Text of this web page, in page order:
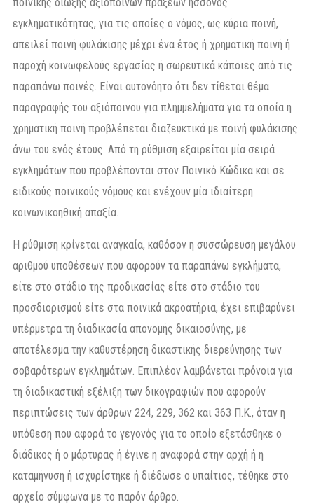
εγκληματικότητας, για τις οποίες ο νόμος, ως κύρια ποινή,
απειλεί ποινή φυλάκισης μέχρι ένα έτος ή χρηματική ποινή ή
παροχή κοινωφελούς εργασίας ή σωρευτικά κάποιες από τις
παραπάνω ποινές. Είναι αυτονόητο ότι δεν τίθεται θέμα
παραγραφής του αξιόποινου για πλημμελήματα για τα οποία η
χρηματική ποινή προβλέπεται διαζευκτικά με ποινή φυλάκισης
άνω του ενός έτους. Από τη ρύθμιση εξαιρείται μία σειρά
εγκλημάτων που προβλέπονται στον Ποινικό Κώδικα και σε
ειδικούς ποινικούς νόμους και ενέχουν μία ιδιαίτερη
κοινωνικοηθική απαξία.
Η ρύθμιση κρίνεται αναγκαία, καθόσον η συσσώρευση μεγάλου
αριθμού υποθέσεων που αφορούν τα παραπάνω εγκλήματα,
είτε στο στάδιο της προδικασίας είτε στο στάδιο του
προσδιορισμού είτε στα ποινικά ακροατήρια, έχει επιβαρύνει
υπέρμετρα τη διαδικασία απονομής δικαιοσύνης, με
αποτέλεσμα την καθυστέρηση δικαστικής διερεύνησης των
σοβαρότερων εγκλημάτων. Επιπλέον λαμβάνεται πρόνοια για
τη διαδικαστική εξέλιξη των δικογραφιών που αφορούν
περιπτώσεις των άρθρων 224, 229, 362 και 363 Π.Κ., όταν η
υπόθεση που αφορά το γεγονός για το οποίο εξετάσθηκε ο
διάδικος ή ο μάρτυρας ή έγινε η αναφορά στην αρχή ή η
καταμήνυση ή ισχυρίστηκε ή διέδωσε ο υπαίτιος, τέθηκε στο
αρχείο σύμφωνα με το παρόν άρθρο.